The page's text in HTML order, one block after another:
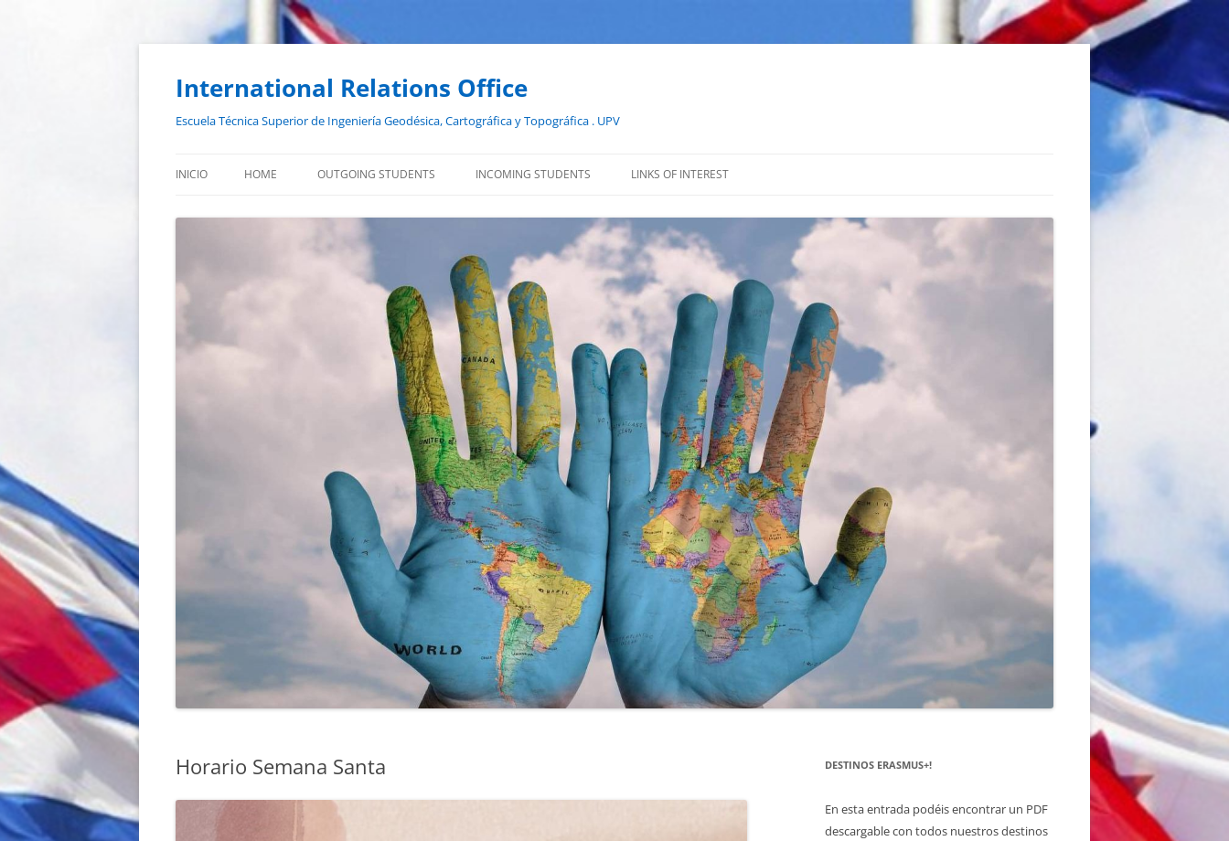
Saltar
International Relations Office
Escuela Técnica Superior de Ingeniería Geodésica, Cartográfica y Topográfica . UPV
INICIO HOME OUTGOING STUDENTS
ERASMUS PRÁCTICAS
PROMOE
SICUE
UNIVERSIDADES SOCIAS
MENTOR
INCOMING STUDENTS
ARRIVAL
BEFORE LEAVING
STUDY PROGRAMS
COURSES IN ENGLISH
SPANISH LANGUAGE COURSES
LINKS OF INTEREST
Horario Semana Santa DESTINOS ERASMUS+!
En esta entrada podéis encontrar un PDF
descargable con todos nuestros destinos